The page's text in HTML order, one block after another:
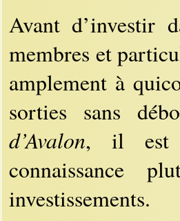
Avant d’investir
membres et
amplement à
sorties sans
d’Avalon, il est
connaissance
investissements.